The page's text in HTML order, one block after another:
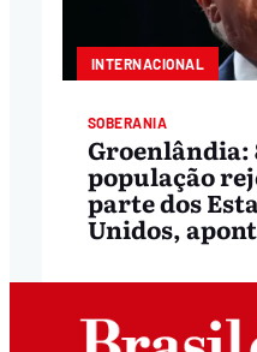
INTERNACIONAL
SOBERANIA
Groenlândia:
população
parte dos
Unidos,